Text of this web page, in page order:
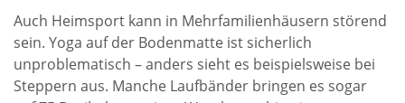
Auch Heimsport kann in Mehrfamilienhäusern störend
sein. Yoga auf der Bodenmatte ist sicherlich
unproblematisch – anders sieht es beispielsweise bei
Steppern aus. Manche Laufbänder bringen es sogar